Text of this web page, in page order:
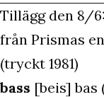
Tillägg den 8/6:
från Prismas
(tryckt 1981)
bass [beis] bas